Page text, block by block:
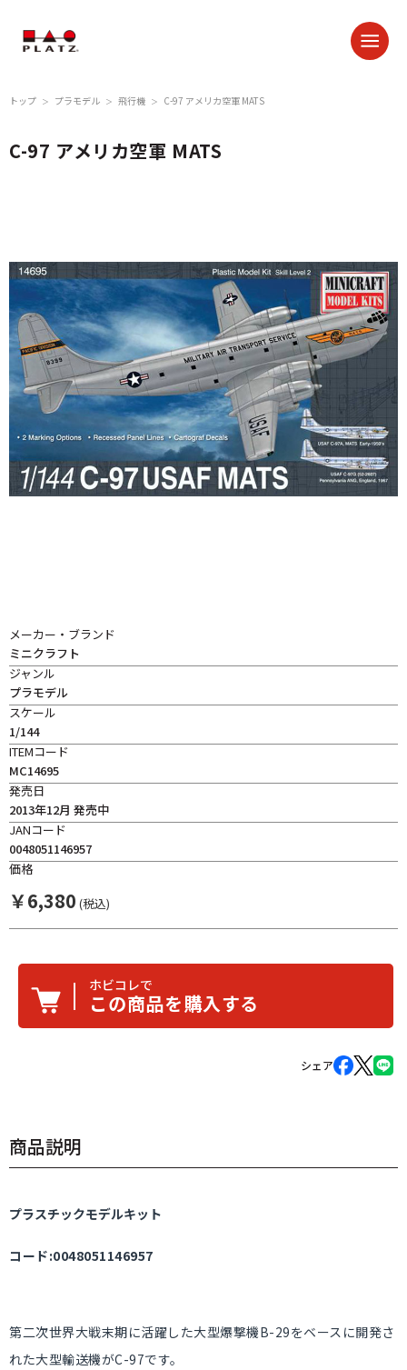
トップ ＞ プラモデル ＞ 飛行機 ＞ C-97 アメリカ空軍 MATS
C-97 アメリカ空軍 MATS
メーカー・ブランド
ミニクラフト
ジャンル
プラモデル
スケール
1/144
ITEMコード
MC14695
発売日
2013年12月 発売中
JANコード
0048051146957
価格
￥6,380 (税込)
ホビコレで
この商品を購入する
シェア
商品説明
プラスチックモデルキット
コード:0048051146957
第二次世界大戦末期に活躍した大型爆撃機B-29をベースに開発さ
れた大型輸送機がC-97です。